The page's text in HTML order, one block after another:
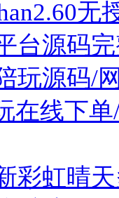
无
台源码
玩源码/
在线下
彩虹晴